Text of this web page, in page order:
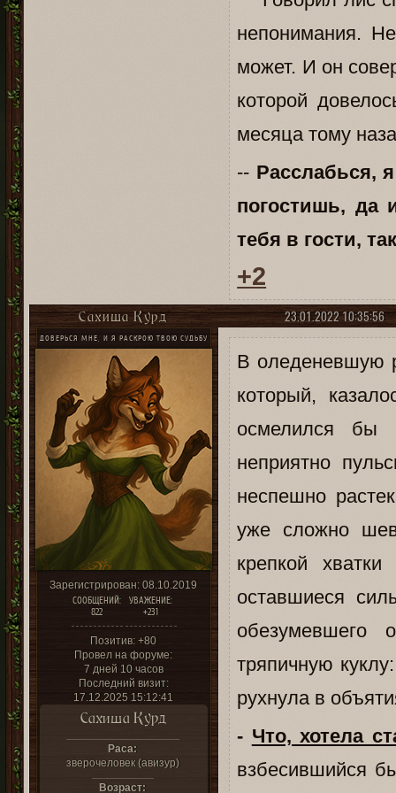
непонимания.
может. И он
которой
месяца тому
-- Расслабься,
погостишь, да
тебя в гости,
+2
23.01.2022 10:35:56
Сахиша Курд
ДОВЕРЬСЯ МНЕ, И Я РАСКРОЮ ТВОЮ СУДЬБУ
Зарегистрирован: 08.10.2019
СООБЩЕНИЙ:
822
УВАЖЕНИЕ:
+231
Позитив: +80
Провел на форуме:
7 дней 10 часов
Последний визит:
17.12.2025 15:12:41
Сахиша Курд
Раса:
зверочеловек (авизур)
Возраст:
В оледеневшую
который,
осмелился бы
неприятно
неспешно
уже сложно
крепкой
оставшиеся
обезумевшего
тряпичную
рухнула в
- Что, хотела
взбесившийся